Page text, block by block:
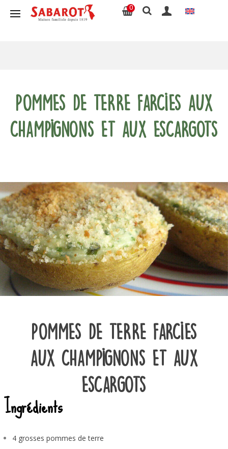
0
Pommes de terre farcies aux
champignons et aux escargots
Pommes de terre farcies
aux champignons et aux
escargots
Ingrédients
4 grosses pommes de terre